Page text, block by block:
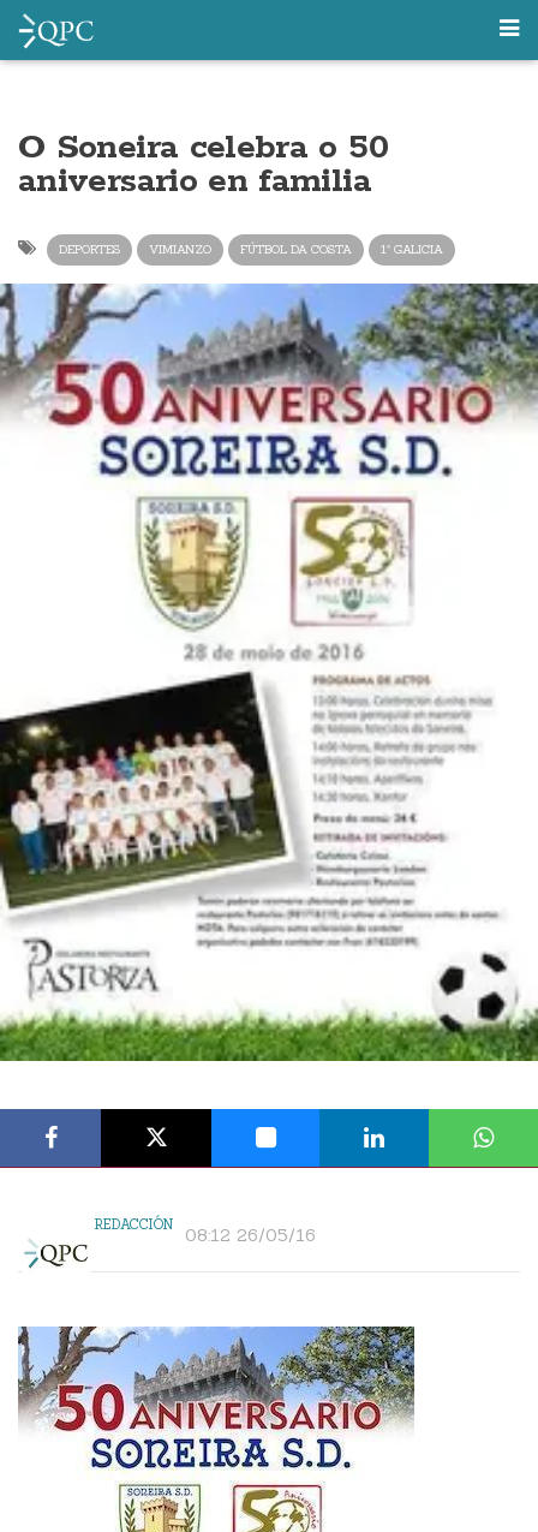
O Soneira celebra o 50
aniversario en familia
DEPORTES VIMIANZO FÚTBOL DA COSTA 1ª GALICIA
REDACCIÓN 08:12 26/05/16